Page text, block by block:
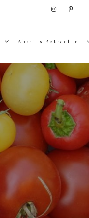
Abseits Betrachtet